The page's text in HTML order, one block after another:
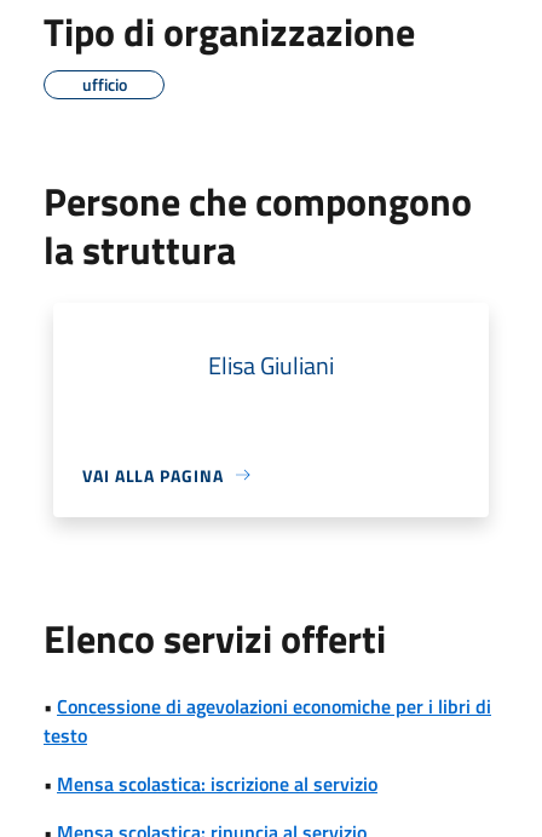
Tipo di organizzazione
ufficio
Persone che compongono
la struttura
Elisa Giuliani
VAI ALLA PAGINA
Elenco servizi offerti
• Concessione di agevolazioni economiche per i libri di
testo
• Mensa scolastica: iscrizione al servizio